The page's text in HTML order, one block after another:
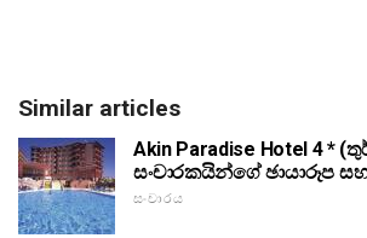
Similar articles
Akin Paradise Hotel 4 *
සංචාරකයින්ගේ ඡායාරූප
සංචාරය